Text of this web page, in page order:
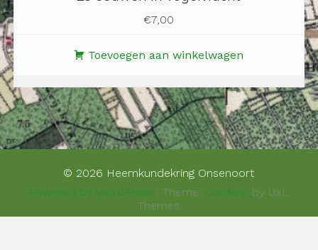
€7,00
Toevoegen aan winkelwagen
© 2026 Heemkundekring Onsenoort
Powered by WordPress
|Theme: Cordero by UXL
Themes